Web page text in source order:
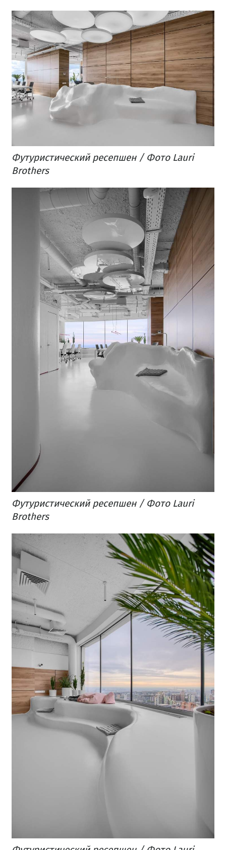
Футуристический ресепшен / Фото Lauri
Brothers
Футуристический ресепшен / Фото Lauri
Brothers